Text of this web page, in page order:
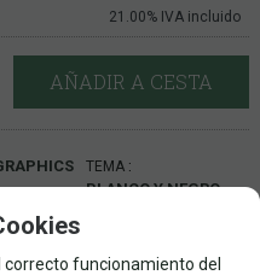
21.00% IVA incluido
AÑADIR A CESTA
TEMA
BLANCO Y NEGRO
funcionamiento del